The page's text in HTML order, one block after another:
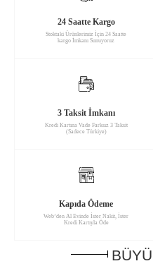
24 Saatte Kargo
Stoktaki Ürünlerimiz İçin 24 Saatte
kargo İmkanı Sunuyoruz
3 Taksit İmkanı
Kredi Kartına Vade Farksız 3 Taksit
(Sadece Türkiye)
Kapıda Ödeme
Web’den Al Evinde İster Nakit, İster
Kredi Kartıyla Öde